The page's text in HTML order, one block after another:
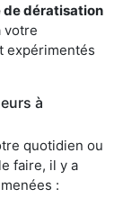
de dératisation
votre
expérimentés
à
quotidien ou
faire, il y a
: